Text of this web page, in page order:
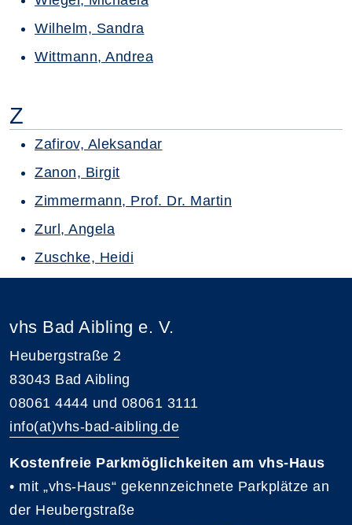
Wilhelm, Sandra
Wittmann, Andrea
Z
Zafirov, Aleksandar
Zanon, Birgit
Zimmermann, Prof. Dr. Martin
Zurl, Angela
Zuschke, Heidi
vhs Bad Aibling e. V.
Heubergstraße 2
83043 Bad Aibling
08061 4444 und 08061 3111
info(at)vhs-bad-aibling.de
Kostenfreie Parkmöglichkeiten am vhs-Haus
• mit „vhs-Haus“ gekennzeichnete Parkplätze an
der Heubergstraße